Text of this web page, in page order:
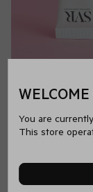
You are
This store
Balsamo labbra protettivo
4.7